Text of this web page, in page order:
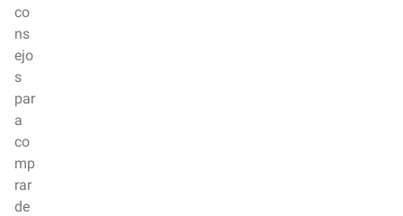
co
ns
ejo
s
par
a
co
mp
rar
de